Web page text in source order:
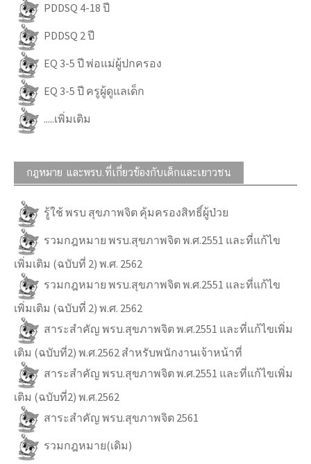
PDDSQ 4-18 ปี
PDDSQ 2 ปี
EQ 3-5 ปี พ่อแม่ผู้ปกครอง
EQ 3-5 ปี ครูผู้ดูแลเด็ก
.....เพิ่มเติม
กฎหมาย และพรบ.ที่เกี่ยวข้องกับเด็กและเยาวชน
รู้ใช้ พรบ สุขภาพจิต คุ้มครองสิทธิ์ผู้ป่วย
รวมกฎหมาย พรบ.สุขภาพจิต พ.ศ.2551 และที่แก้ไข
เพิ่มเติม (ฉบับที่ 2) พ.ศ. 2562
รวมกฎหมาย พรบ.สุขภาพจิต พ.ศ.2551 และที่แก้ไข
เพิ่มเติม (ฉบับที่ 2) พ.ศ. 2562
สาระสำคัญ พรบ.สุขภาพจิต พ.ศ.2551 และที่แก้ไขเพิ่ม
เติม (ฉบับที่2) พ.ศ.2562 สำหรับพนักงานเจ้าหน้าที่
สาระสำคัญ พรบ.สุขภาพจิต พ.ศ.2551 และที่แก้ไขเพิ่ม
เติม (ฉบับที่2) พ.ศ.2562
สาระสำคัญ พรบ.สุขภาพจิต 2561
รวมกฎหมาย(เดิม)